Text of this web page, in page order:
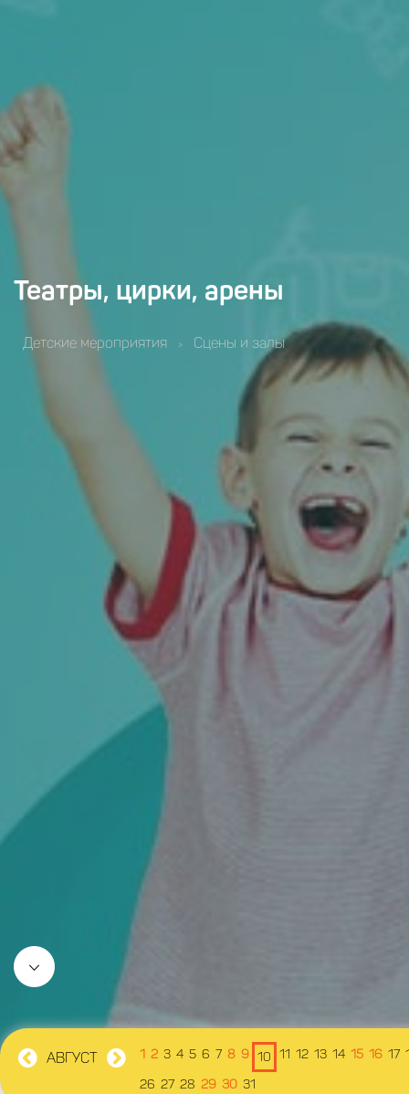
Театры, цирки, арены
Детские мероприятия > Сцены и залы
АВГУСТ 1 2 3 4 5 6 7 8 9 10 11 12 13 14 15 16 17
26 27 28 29 30 31